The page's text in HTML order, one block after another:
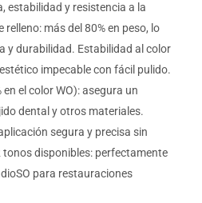
estabilidad y resistencia a la
más del 80% en peso, lo
y durabilidad. Estabilidad al color
impecable con fácil pulido.
el color WO): asegura un
dental y otros materiales.
segura y precisa sin
disponibles: perfectamente
para restauraciones